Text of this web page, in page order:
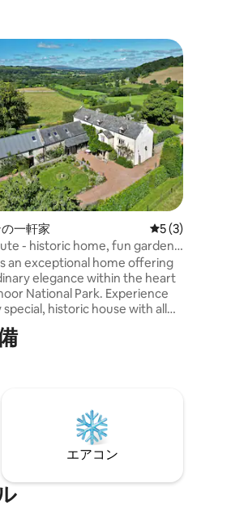
4.83つ星の平均評価
一軒家 レビュー3件、5
5 (3)
- historic home, fun gardens,
an exceptional home offering
elegance within the heart
National Park. Experience
historic house with all
conveniences in an
beautiful setting. The
local attractions and all the
to offer to keep adults and
well entertained!
エアコン